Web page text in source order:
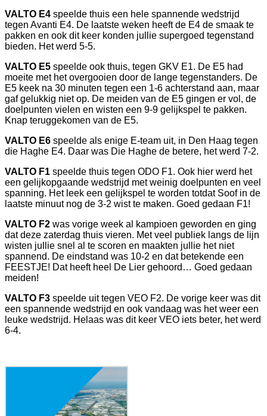
VALTO E4 speelde thuis een hele spannende wedstrijd
tegen Avanti E4. De laatste weken heeft de E4 de smaak te
pakken en ook dit keer konden jullie supergoed tegenstand
bieden. Het werd 5-5.
VALTO E5 speelde ook thuis, tegen GKV E1. De E5 had
moeite met het overgooien door de lange tegenstanders. De
E5 keek na 30 minuten tegen een 1-6 achterstand aan, maar
gaf gelukkig niet op. De meiden van de E5 gingen er vol, de
doelpunten vielen en wisten een 9-9 gelijkspel te pakken.
Knap teruggekomen van de E5.
VALTO E6 speelde als enige E-team uit, in Den Haag tegen
die Haghe E4. Daar was Die Haghe de betere, het werd 7-2.
VALTO F1 speelde thuis tegen ODO F1. Ook hier werd het
een gelijkopgaande wedstrijd met weinig doelpunten en veel
spanning. Het leek een gelijkspel te worden totdat Soof in de
laatste minuut nog de 3-2 wist te maken. Goed gedaan F1!
VALTO F2 was vorige week al kampioen geworden en ging
dat deze zaterdag thuis vieren. Met veel publiek langs de lijn
wisten jullie snel al te scoren en maakten jullie het niet
spannend. De eindstand was 10-2 en dat betekende een
FEESTJE! Dat heeft heel De Lier gehoord… Goed gedaan
meiden!
VALTO F3 speelde uit tegen VEO F2. De vorige keer was dit
een spannende wedstrijd en ook vandaag was het weer een
leuke wedstrijd. Helaas was dit keer VEO iets beter, het werd
6-4.